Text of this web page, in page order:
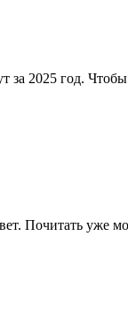
2025 год.
Почитать уже